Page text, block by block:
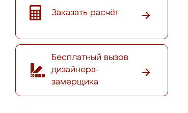
Заказать расчёт
Бесплатный вызов
дизайнера-
замерщика